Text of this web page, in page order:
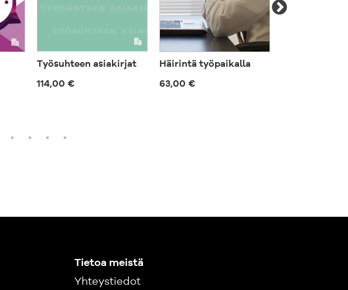
Työsuhteen asiakirjat
114,00 €
Häirintä työpaikalla
63,00 €
Tietoa meistä
Yhteystiedot